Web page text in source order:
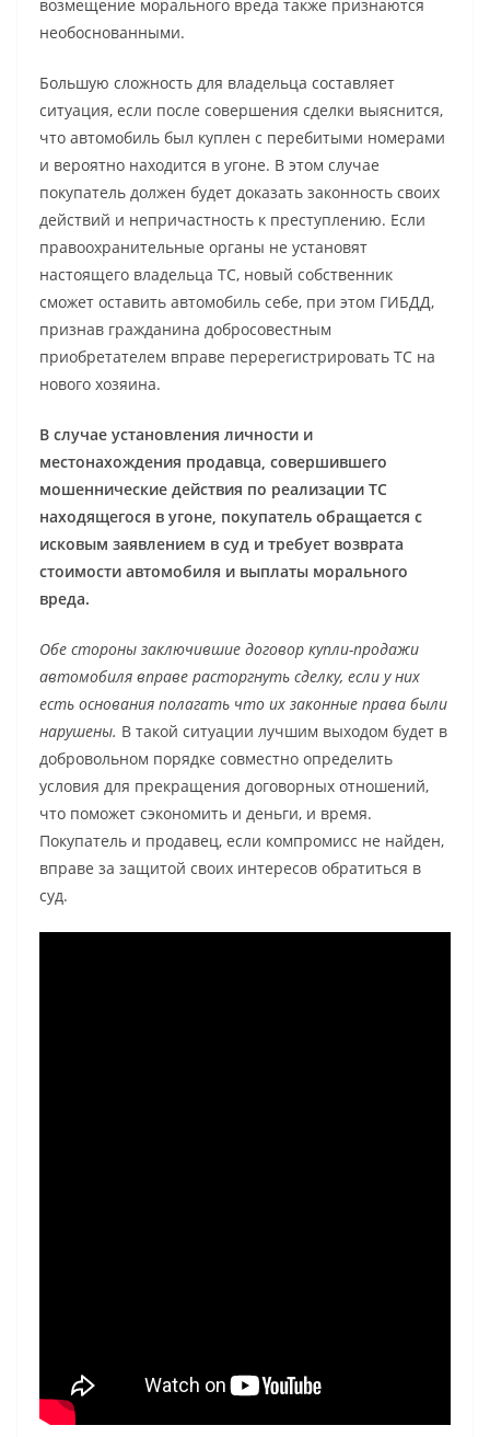
возмещение морального вреда также признаются
необоснованными.
Большую сложность для владельца составляет
ситуация, если после совершения сделки выяснится,
что автомобиль был куплен с перебитыми номерами
и вероятно находится в угоне. В этом случае
покупатель должен будет доказать законность своих
действий и непричастность к преступлению. Если
правоохранительные органы не установят
настоящего владельца ТС, новый собственник
сможет оставить автомобиль себе, при этом ГИБДД,
признав гражданина добросовестным
приобретателем вправе перерегистрировать ТС на
нового хозяина.
В случае установления личности и
местонахождения продавца, совершившего
мошеннические действия по реализации ТС
находящегося в угоне, покупатель обращается с
исковым заявлением в суд и требует возврата
стоимости автомобиля и выплаты морального
вреда.
Обе стороны заключившие договор купли-продажи
автомобиля вправе расторгнуть сделку, если у них
есть основания полагать что их законные права были
нарушены. В такой ситуации лучшим выходом будет в
добровольном порядке совместно определить
условия для прекращения договорных отношений,
что поможет сэкономить и деньги, и время.
Покупатель и продавец, если компромисс не найден,
вправе за защитой своих интересов обратиться в
суд.